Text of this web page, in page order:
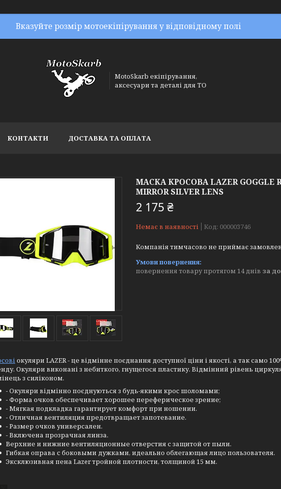
Вказуйте розмір мотоекіпірування у відповідному полі
MotoSkarb екіпірування,
аксесуари та деталі для ТО
КОНТАКТИ ДОСТАВКА ТА ОПЛАТА
МАСКА КРОСОВА LAZER GOGGLE
MIRROR SILVER LENS
2 175 ₴
Немає в наявності Код: 000003746
Компанія тимчасово не приймає
повернення товару протягом 14 днів за
окуляри LAZER - це відмінне поєднання доступної ціни і якості, а так само
Окуляри виконані з небиткого, гнущегося пластику. Відмінний рівень
з силіконом.
- Окуляри відмінно поєднуються з будь-якими крос шоломами;
- Форма очков обеспечивает хорошее переферическое зрение;
- Мягкая подкладка гарантирует комфорт при ношении.
- Отличная вентиляция предотвращает запотевание.
- Размер очков универсален.
- Включена прозрачная линза.
Верхние и нижние вентиляционные отверстия с защитой от пыли.
Гибкая оправа с боковыми дужками, идеально облегающая лицо пользователя.
Эксклюзивная пена Lazer тройной плотности, толщиной 15 мм.